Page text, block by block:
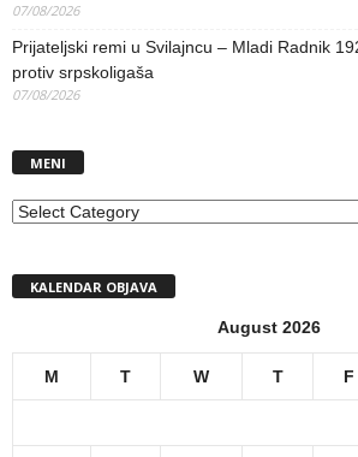
07/08/2026
Prijateljski remi u Svilajncu – Mladi Radnik
protiv srpskoligaša
07/08/2026
MENI
MENI
KALENDAR OBJAVA
August 2026
M T W T F